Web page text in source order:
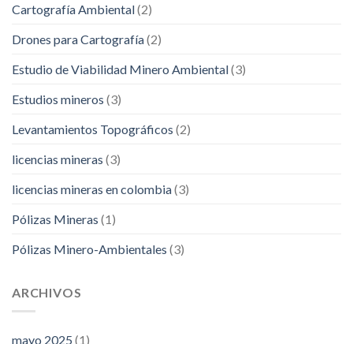
Cartografía Ambiental(2)
Drones para Cartografía(2)
Estudio de Viabilidad Minero Ambiental(3)
Estudios mineros (3)
Levantamientos Topográficos (2)
licencias mineras (3)
licencias mineras en colombia(3)
Pólizas Mineras (1)
Pólizas Minero-Ambientales (3)
ARCHIVOS
mayo 2025 (1)